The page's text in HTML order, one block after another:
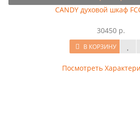
CANDY духовой шкаф
30450 р.
В КОРЗИНУ
Посмотреть